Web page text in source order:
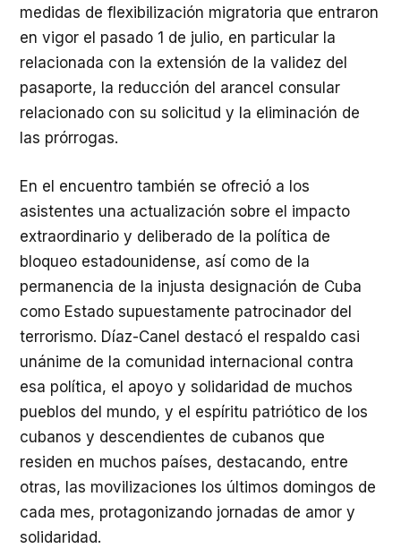
medidas de flexibilización migratoria que entraron
en vigor el pasado 1 de julio, en particular la
relacionada con la extensión de la validez del
pasaporte, la reducción del arancel consular
relacionado con su solicitud y la eliminación de
las prórrogas.
En el encuentro también se ofreció a los
asistentes una actualización sobre el impacto
extraordinario y deliberado de la política de
bloqueo estadounidense, así como de la
permanencia de la injusta designación de Cuba
como Estado supuestamente patrocinador del
terrorismo. Díaz-Canel destacó el respaldo casi
unánime de la comunidad internacional contra
esa política, el apoyo y solidaridad de muchos
pueblos del mundo, y el espíritu patriótico de los
cubanos y descendientes de cubanos que
residen en muchos países, destacando, entre
otras, las movilizaciones los últimos domingos de
cada mes, protagonizando jornadas de amor y
solidaridad.